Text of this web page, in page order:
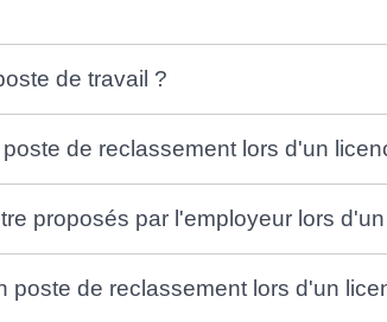
de travail ?
de reclassement lors d'un
proposés par l'employeur lors
poste de reclassement lors d'un